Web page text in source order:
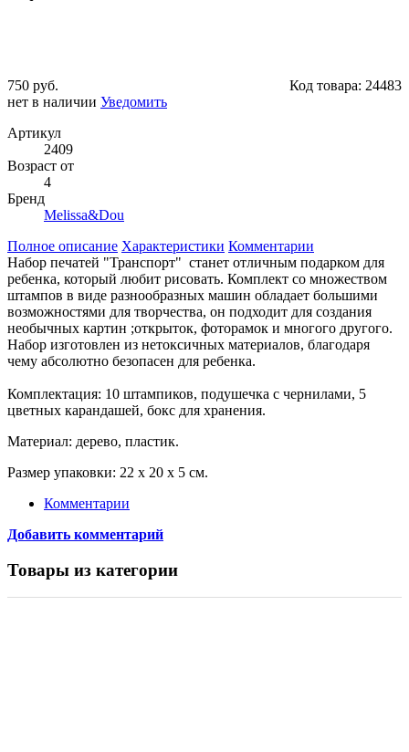
750 руб. Код товара: 24483
нет в наличии Уведомить
Артикул
2409
Возраст от
4
Бренд
Melissa&Dou
Полное описание Характеристики Комментарии
Набор печатей "Транспорт" станет отличным подарком для
ребенка, который любит рисовать. Комплект со множеством
штампов в виде разнообразных машин обладает большими
возможностями для творчества, он подходит для создания
необычных картин ;открыток, фоторамок и многого другого.
Набор изготовлен из нетоксичных материалов, благодаря
чему абсолютно безопасен для ребенка.
Комплектация: 10 штампиков, подушечка с чернилами, 5
цветных карандашей, бокс для хранения.
Материал: дерево, пластик.
Размер упаковки: 22 х 20 х 5 см.
Комментарии
Добавить комментарий
Товары из категории